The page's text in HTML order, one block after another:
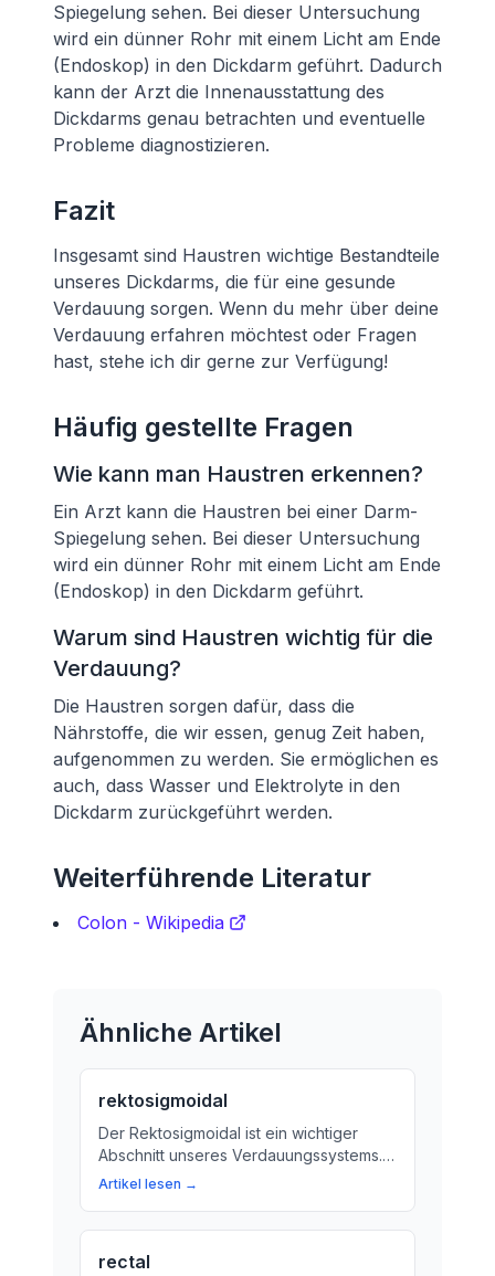
Spiegelung sehen. Bei dieser Untersuchung
wird ein dünner Rohr mit einem Licht am Ende
(Endoskop) in den Dickdarm geführt. Dadurch
kann der Arzt die Innenausstattung des
Dickdarms genau betrachten und eventuelle
Probleme diagnostizieren.
Fazit
Insgesamt sind Haustren wichtige Bestandteile
unseres Dickdarms, die für eine gesunde
Verdauung sorgen. Wenn du mehr über deine
Verdauung erfahren möchtest oder Fragen
hast, stehe ich dir gerne zur Verfügung!
Häufig gestellte Fragen
Wie kann man Haustren erkennen?
Ein Arzt kann die Haustren bei einer Darm-
Spiegelung sehen. Bei dieser Untersuchung
wird ein dünner Rohr mit einem Licht am Ende
(Endoskop) in den Dickdarm geführt.
Warum sind Haustren wichtig für die
Verdauung?
Die Haustren sorgen dafür, dass die
Nährstoffe, die wir essen, genug Zeit haben,
aufgenommen zu werden. Sie ermöglichen es
auch, dass Wasser und Elektrolyte in den
Dickdarm zurückgeführt werden.
Weiterführende Literatur
Colon - Wikipedia
Ähnliche Artikel
rektosigmoidal
Der Rektosigmoidal ist ein wichtiger
Abschnitt unseres Verdauungssystems.
Wir erklären, was im Rektosigmoidal
Artikel lesen →
rectal